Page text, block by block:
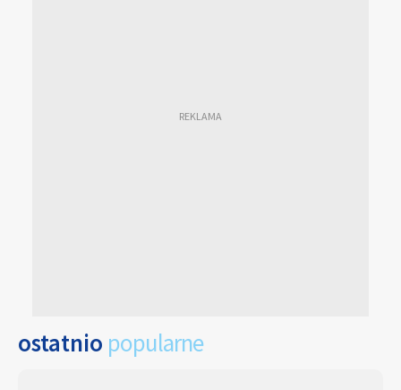
ostatnio popularne